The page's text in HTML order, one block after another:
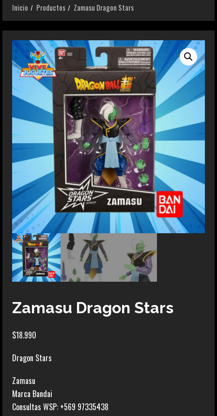
Inicio
Productos Zamasu Dragon Stars
Zamasu Dragon Stars
$18.990
Dragon Stars
Zamasu
Marca Bandai
Consultas WSP: +569 97335438